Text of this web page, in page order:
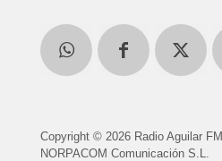
Copyright © 2026 Radio Aguilar FM
NORPACOM Comunicación S.L.